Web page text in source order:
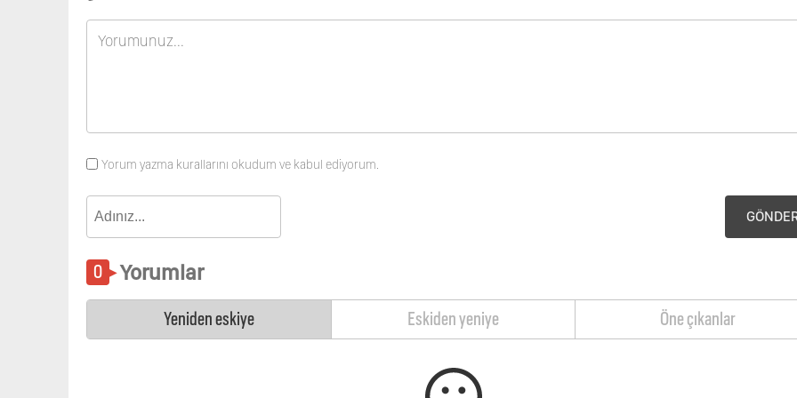
Yorum yazma kurallarını okudum ve kabul ediyorum.
Yorumlar
Yeniden eskiye Eskiden yeniye Öne çıkanlar